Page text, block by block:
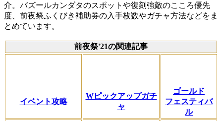
介。バズールカンダタのスポットや復刻強敵のこころ優先
度、前夜祭ふくびき補助券の入手枚数やガチャ方法などをま
とめています。
前夜祭'21の関連記事
イベント攻略
Wピックアップガチ
ャ
ゴールド
フェスティバ
ル